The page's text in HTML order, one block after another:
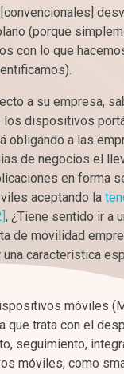
(porque
con lo que
a su empresa,
los dispositivos
obligando a las
de negocios el
en forma
aceptando la
, ¿Tiene sentido ir a
de movilidad
una característica
móviles
que trata con el
seguimiento,
móviles, como